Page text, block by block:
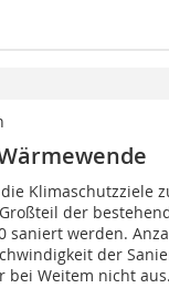
Klimaschutzziele
der
saniert werden.
der
bei Weitem nicht